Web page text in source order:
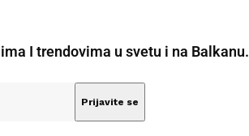
I trendovima u svetu i na Balkanu.